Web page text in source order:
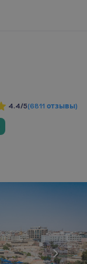
4.4/5(6811 отзывы)